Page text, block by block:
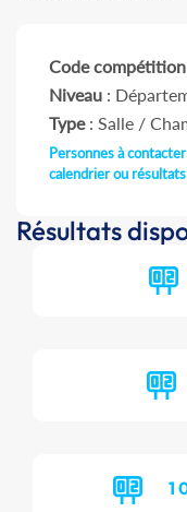
Code compétition
Niveau :
Type: Salle /
Personnes à
calendrier ou résultats
Résultats
1